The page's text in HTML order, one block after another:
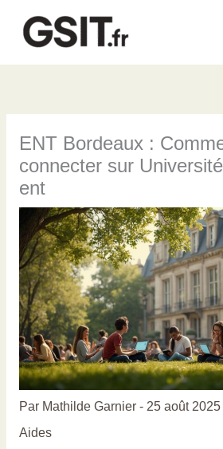
contenu
ENT Bordeaux :
connecter sur
ent
Par Mathilde Garnier - 25 août 2025
Aides